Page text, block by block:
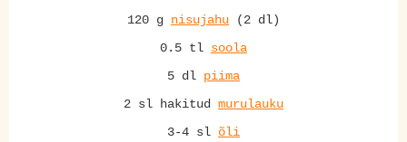
120 g nisujahu (2 dl)
0.5 tl soola
5 dl piima
2 sl hakitud murulauku
3-4 sl õli